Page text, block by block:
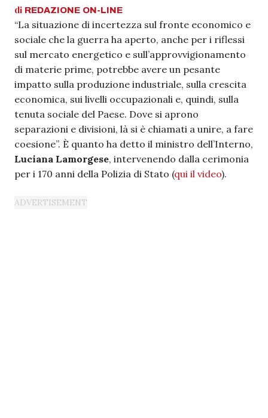
di REDAZIONE ON-LINE
“La situazione di incertezza sul fronte economico e
sociale che la guerra ha aperto, anche per i riflessi
sul mercato energetico e sull’approvvigionamento
di materie prime, potrebbe avere un pesante
impatto sulla produzione industriale, sulla crescita
economica, sui livelli occupazionali e, quindi, sulla
tenuta sociale del Paese. Dove si aprono
separazioni e divisioni, là si è chiamati a unire, a fare
coesione”. È quanto ha detto il ministro dell’Interno,
Luciana Lamorgese, intervenendo dalla cerimonia
per i 170 anni della Polizia di Stato (qui il video).